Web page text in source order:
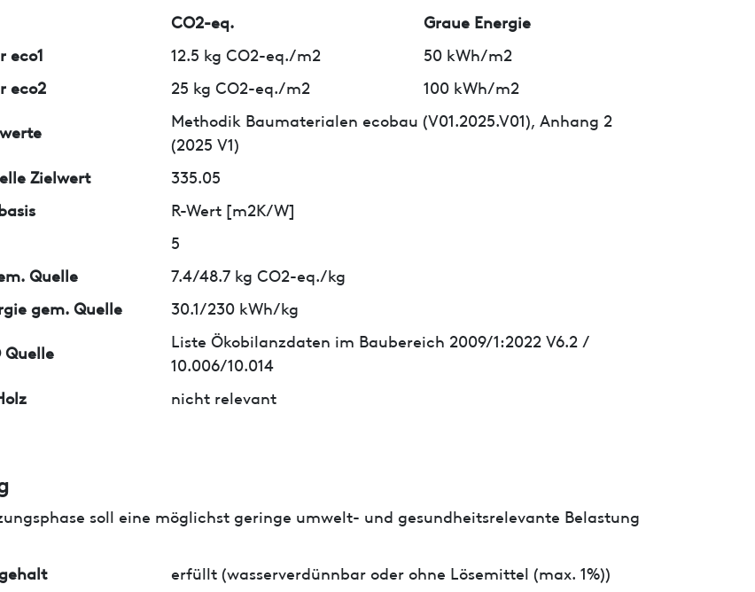
CO2-eq.
Graue Energie
eco1
12.5 kg CO2-eq./m2
50 kWh/m2
eco2
25 kg CO2-eq./m2 100 kWh/m2
Methodik Baumaterialen ecobau (V01.2025.V01), Anhang 2
(2025 V1)
Zielwert
335.05
R-Wert [m2K/W]
5
Quelle
7.4/48.7 kg CO2-eq./kg
gem. Quelle
30.1/230 kWh/kg
Liste Ökobilanzdaten im Baubereich 2009/1:2022 V6.2 /
10.006/10.014
nicht relevant
soll eine möglichst geringe umwelt- und gesundheitsrelevante Belastung
erfüllt (wasserverdünnbar oder ohne Lösemittel (max. 1%))